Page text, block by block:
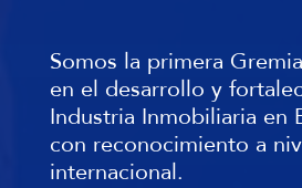
Somos la primera
en el desarrollo y
Industria Inmobiliaria en
con reconocimiento a
internacional.